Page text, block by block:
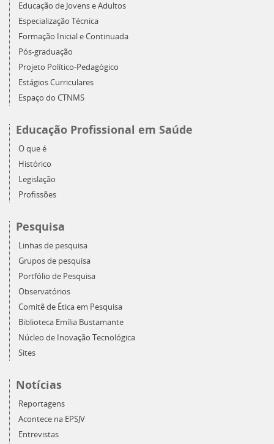
Educação de Jovens e Adultos
Especialização Técnica
Formação Inicial e Continuada
Pós-graduação
Projeto Político-Pedagógico
Estágios Curriculares
Espaço do CTNMS
Educação Profissional em Saúde
O que é
Histórico
Legislação
Profissões
Pesquisa
Linhas de pesquisa
Grupos de pesquisa
Portfólio de Pesquisa
Observatórios
Comitê de Ética em Pesquisa
Biblioteca Emília Bustamante
Núcleo de Inovação Tecnológica
Sites
Notícias
Reportagens
Acontece na EPSJV
Entrevistas